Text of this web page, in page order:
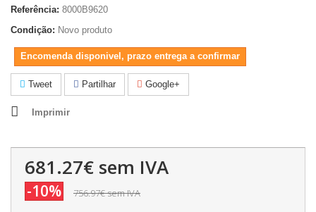
Referência: 8000B9620
Condição: Novo produto
Encomenda disponivel, prazo entrega a confirmar
Tweet Partilhar Google+
Imprimir
681.27€ sem IVA
-10% 756.97€sem IVA